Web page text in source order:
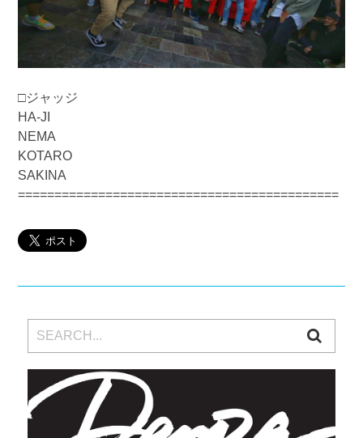
□ジャッジ
HA-JI
NEMA
KOTARO
SAKINA
============================================